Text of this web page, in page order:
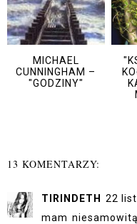
MICHAEL
CUNNINGHAM –
"GODZINY"
13 KOMENTARZY:
TIRINDETH 22
mam